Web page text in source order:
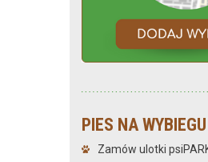
PIES NA WYBIEGU
Zamów ulotki